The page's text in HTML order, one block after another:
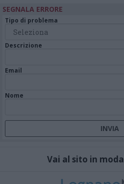
SEGNALA ERRORE
Tipo di problema
Descrizione
Email
Nome
Vai al sito in